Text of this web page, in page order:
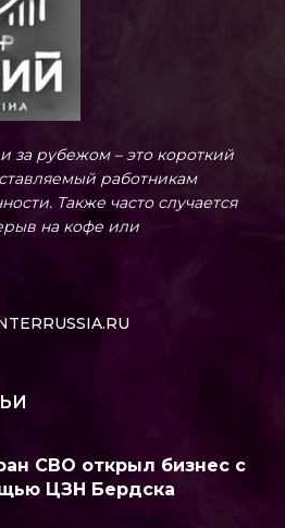
за рубежом – это короткий
работникам
Также часто случается
на кофе или
СВО открыл бизнес с
ЦЗН Бердска